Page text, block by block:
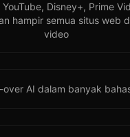
Disney+, Prime
hampir semua situs web
video
over AI dalam banyak